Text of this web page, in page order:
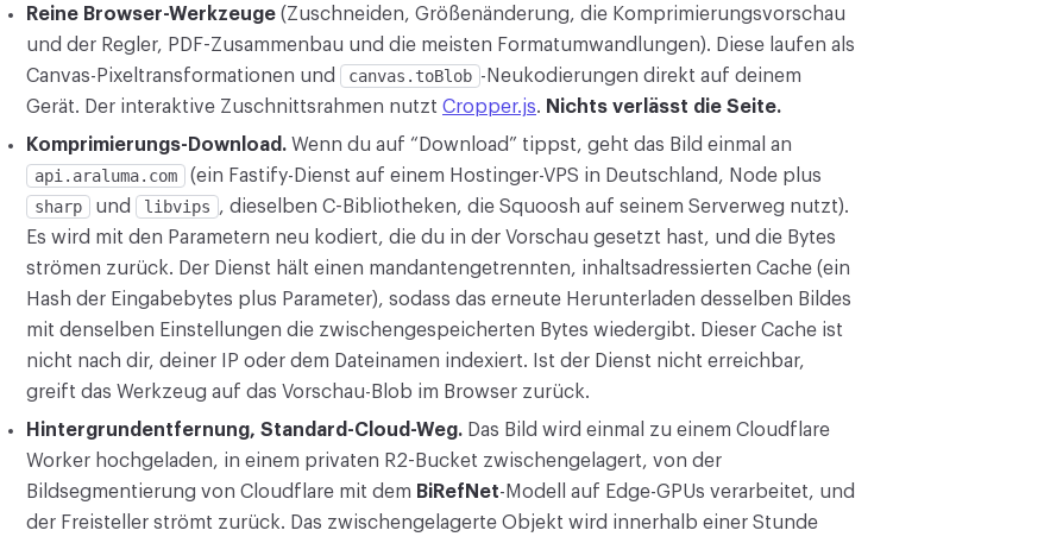
Reine Browser-Werkzeuge (Zuschneiden, Größenänderung, die Komprimierungsvorschau
und der Regler, PDF-Zusammenbau und die meisten Formatumwandlungen). Diese laufen als
Canvas-Pixeltransformationen und
canvas.toBlob -Neukodierungen direkt auf deinem
Gerät. Der interaktive Zuschnittsrahmen nutzt Cropper.js. Nichts verlässt die Seite.
Komprimierungs-Download. Wenn du auf “Download” tippst, geht das Bild einmal an
api.araluma.com
(ein Fastify-Dienst auf einem Hostinger-VPS in Deutschland, Node plus
sharp
und libvips , dieselben C-Bibliotheken, die Squoosh auf seinem Serverweg nutzt).
Es wird mit den Parametern neu kodiert, die du in der Vorschau gesetzt hast, und die Bytes
strömen zurück. Der Dienst hält einen mandantengetrennten, inhaltsadressierten Cache (ein
Hash der Eingabebytes plus Parameter), sodass das erneute Herunterladen desselben Bildes
mit denselben Einstellungen die zwischengespeicherten Bytes wiedergibt. Dieser Cache ist
nicht nach dir, deiner IP oder dem Dateinamen indexiert. Ist der Dienst nicht erreichbar,
greift das Werkzeug auf das Vorschau-Blob im Browser zurück.
Hintergrundentfernung, Standard-Cloud-Weg. Das Bild wird einmal zu einem Cloudflare
Worker hochgeladen, in einem privaten R2-Bucket zwischengelagert, von der
Bildsegmentierung von Cloudflare mit dem BiRefNet-Modell auf Edge-GPUs verarbeitet, und
der Freisteller strömt zurück. Das zwischengelagerte Objekt wird innerhalb einer Stunde